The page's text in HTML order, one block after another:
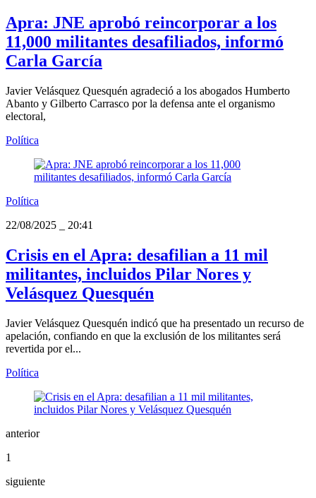
Apra: JNE aprobó reincorporar a los
11,000 militantes desafiliados, informó
Carla García
Javier Velásquez Quesquén agradeció a los abogados Humberto
Abanto y Gilberto Carrasco por la defensa ante el organismo
electoral,
Política
Política
22/08/2025
20:41
Crisis en el Apra: desafilian a 11 mil
militantes, incluidos Pilar Nores y
Velásquez Quesquén
Javier Velásquez Quesquén indicó que ha presentado un recurso de
apelación, confiando en que la exclusión de los militantes será
revertida por el...
Política
anterior
1
siguiente